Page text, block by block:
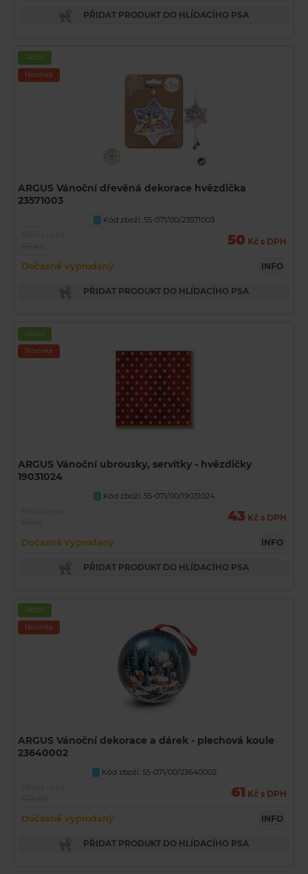
PŘIDAT PRODUKT DO HLÍDACÍHO PSA
Akční
Novinka
ARGUS Vánoční dřevěná dekorace hvězdička
23571003
U
Kód zboží: 55-071/00/23571003
50 Kč s DPH
Dočasně vyprodaný INFO
PŘIDAT PRODUKT DO HLÍDACÍHO PSA
Akční
Novinka
ARGUS Vánoční ubrousky, servítky - hvězdičky
19031024
U
Kód zboží: 55-071/00/19031024
43 Kč s DPH
Dočasně vyprodaný INFO
PŘIDAT PRODUKT DO HLÍDACÍHO PSA
Akční
Novinka
ARGUS Vánoční dekorace a dárek - plechová koule
23640002
U Kód zboží: 55-071/00/23640002
61 Kč s DPH
Dočasně vyprodaný INFO
PŘIDAT PRODUKT DO HLÍDACÍHO PSA